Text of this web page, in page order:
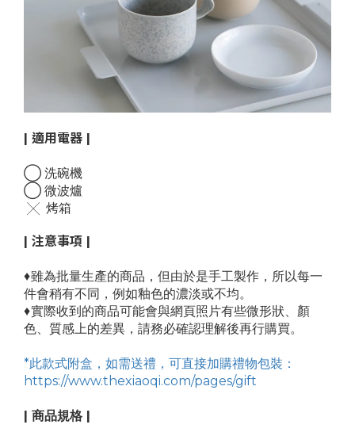
| 適用電器 |
◯ 洗碗機
◯ 微波爐
╳ 烤箱
| 注意事項 |
♦雖為批量生產的商品，但由於是手工製作，所以每一
件會稍有不同，例如釉色的濃淡或不均。
♦實際收到的商品可能會與網頁照片有些微形狀、顏
色、質感上的差異，請務必確認理解後再行購買。
*此款式附盒，如需送禮，可直接加購禮物包裝：
https://www.thexiaoqi.com/pages/gift
| 商品規格 |